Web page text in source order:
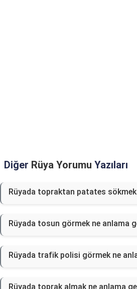
Diğer Rüya Yorumu Yazıları
Rüyada topraktan patates sökmek
Rüyada tosun görmek ne anlama
Rüyada trafik polisi görmek ne
Rüyada toprak almak ne anlama